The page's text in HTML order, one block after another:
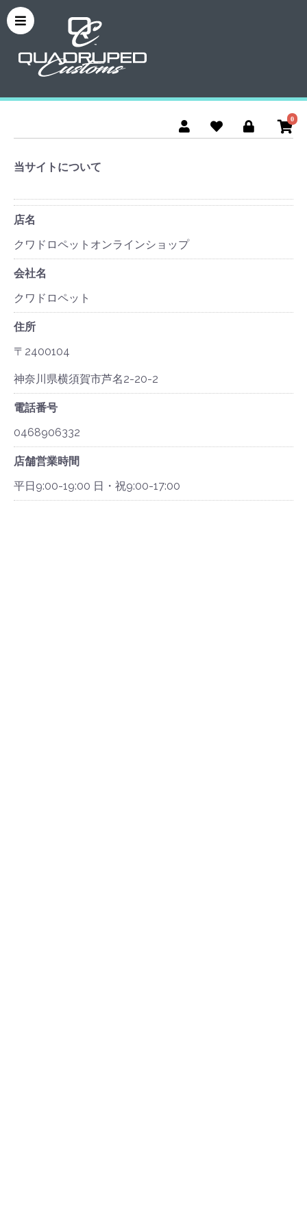
0
当サイトについて
店名
クワドロペットオンラインショップ
会社名
クワドロペット
住所
〒2400104
神奈川県横須賀市芦名2-20-2
電話番号
0468906332
店舗営業時間
平日9:00-19:00 日・祝9:00-17:00